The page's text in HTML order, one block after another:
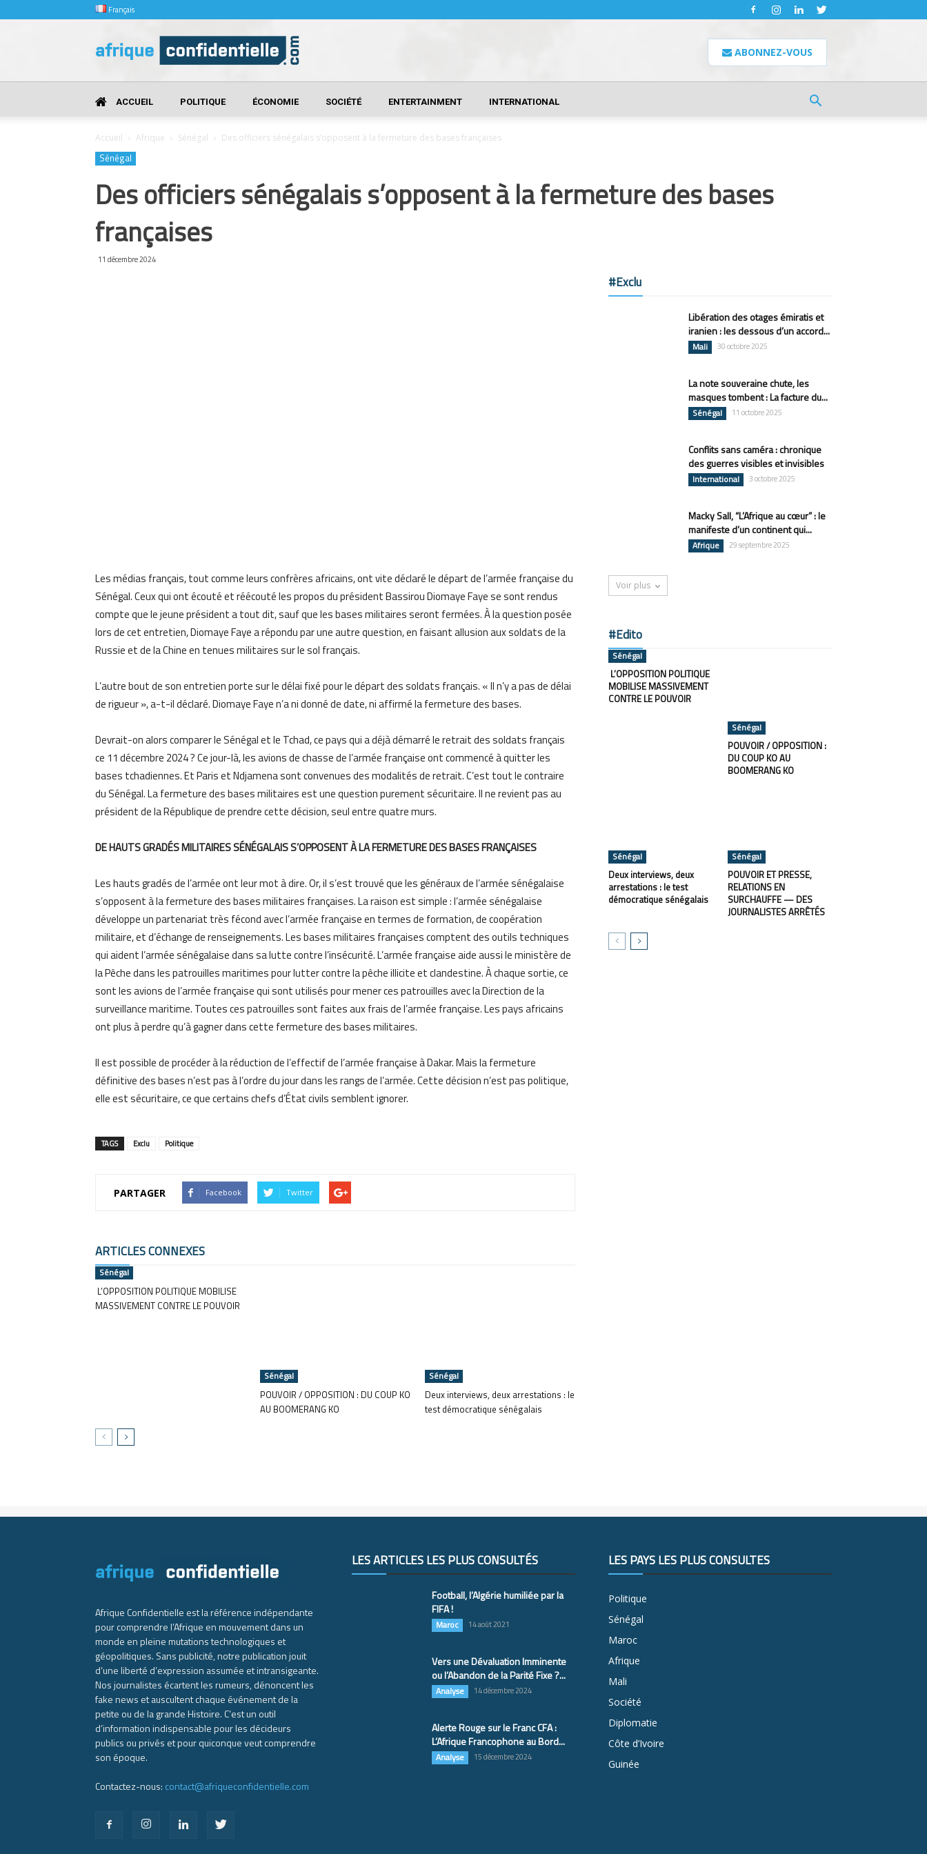
Français
Confidentielle
ABONNEZ-VOUS
ACCUEIL POLITIQUE ÉCONOMIE SOCIÉTÉ ENTERTAINMENT INTERNATIONAL
Accueil Afrique Sénégal Des officiers sénégalais s’opposent à la fermeture des bases françaises
Sénégal
Des officiers sénégalais s’opposent à la fermeture des bases
françaises
11 décembre 2024
Les médias français, tout comme leurs confrères africains, ont vite déclaré le départ de l’armée française du
Sénégal. Ceux qui ont écouté et réécouté les propos du président Bassirou Diomaye Faye se sont rendus
compte que le jeune président a tout dit, sauf que les bases militaires seront fermées. À la question posée
lors de cet entretien, Diomaye Faye a répondu par une autre question, en faisant allusion aux soldats de la
Russie et de la Chine en tenues militaires sur le sol français.
L’autre bout de son entretien porte sur le délai fixé pour le départ des soldats français. « Il n’y a pas de délai
de rigueur », a-t-il déclaré. Diomaye Faye n’a ni donné de date, ni affirmé la fermeture des bases.
Devrait-on alors comparer le Sénégal et le Tchad, ce pays qui a déjà démarré le retrait des soldats français
ce 11 décembre 2024 ? Ce jour-là, les avions de chasse de l’armée française ont commencé à quitter les
bases tchadiennes. Et Paris et Ndjamena sont convenues des modalités de retrait. C’est tout le contraire
du Sénégal. La fermeture des bases militaires est une question purement sécuritaire. Il ne revient pas au
président de la République de prendre cette décision, seul entre quatre murs.
DE HAUTS GRADÉS MILITAIRES SÉNÉGALAIS S’OPPOSENT À LA FERMETURE DES BASES FRANÇAISES
Les hauts gradés de l’armée ont leur mot à dire. Or, il s’est trouvé que les généraux de l’armée sénégalaise
s’opposent à la fermeture des bases militaires françaises. La raison est simple : l’armée sénégalaise
développe un partenariat très fécond avec l’armée française en termes de formation, de coopération
militaire, et d’échange de renseignements. Les bases militaires françaises comptent des outils techniques
qui aident l’armée sénégalaise dans sa lutte contre l’insécurité. L’armée française aide aussi le ministère de
la Pêche dans les patrouilles maritimes pour lutter contre la pêche illicite et clandestine. À chaque sortie, ce
sont les avions de l’armée française qui sont utilisés pour mener ces patrouilles avec la Direction de la
surveillance maritime. Toutes ces patrouilles sont faites aux frais de l’armée française. Les pays africains
ont plus à perdre qu’à gagner dans cette fermeture des bases militaires.
Il est possible de procéder à la réduction de l’effectif de l’armée française à Dakar. Mais la fermeture
définitive des bases n’est pas à l’ordre du jour dans les rangs de l’armée. Cette décision n’est pas politique,
elle est sécuritaire, ce que certains chefs d’État civils semblent ignorer.
TAGS Exclu Politique
PARTAGER Facebook Twitter
ARTICLES CONNEXES
Sénégal
L’OPPOSITION POLITIQUE MOBILISE
MASSIVEMENT CONTRE LE POUVOIR
Sénégal
POUVOIR / OPPOSITION : DU COUP KO
AU BOOMERANG KO
Sénégal
Deux interviews, deux arrestations : le
test démocratique sénégalais
#Exclu
Libération des otages émiratis et
iranien : les dessous d’un accord...
Mali 30 octobre 2025
La note souveraine chute, les
masques tombent : La facture du...
Sénégal 11 octobre 2025
Conflits sans caméra : chronique
des guerres visibles et invisibles
International 3 octobre 2025
Macky Sall, “L’Afrique au cœur” : le
manifeste d’un continent qui...
Afrique 29 septembre 2025
Voir plus
#Edito
Sénégal
L’OPPOSITION POLITIQUE
MOBILISE MASSIVEMENT
CONTRE LE POUVOIR
Sénégal
POUVOIR / OPPOSITION :
DU COUP KO AU
BOOMERANG KO
Sénégal
Deux interviews, deux
arrestations : le test
démocratique sénégalais
Sénégal
POUVOIR ET PRESSE,
RELATIONS EN
SURCHAUFFE — DES
JOURNALISTES ARRÊTÉS
Afrique Confidentielle est la référence indépendante
pour comprendre l’Afrique en mouvement dans un
monde en pleine mutations technologiques et
géopolitiques. Sans publicité, notre publication jouit
d’une liberté d’expression assumée et intransigeante.
Nos journalistes écartent les rumeurs, dénoncent les
fake news et auscultent chaque événement de la
petite ou de la grande Histoire. C’est un outil
d’information indispensable pour les décideurs
publics ou privés et pour quiconque veut comprendre
son époque.
Contactez-nous: contact@afriqueconfidentielle.com
LES ARTICLES LES PLUS CONSULTÉS
Football, l’Algérie humiliée par la
FIFA !
Maroc 14 août 2021
Vers une Dévaluation Imminente
ou l’Abandon de la Parité Fixe ?...
Analyse 14 décembre 2024
Alerte Rouge sur le Franc CFA :
L’Afrique Francophone au Bord...
Analyse 15 décembre 2024
LES PAYS LES PLUS CONSULTÉS
Politique
Sénégal
Maroc
Afrique
Mali
Société
Diplomatie
Côte d’Ivoire
Guinée